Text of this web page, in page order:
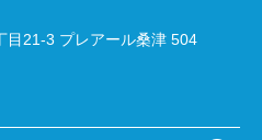
目21-3 プレアール桑津 504